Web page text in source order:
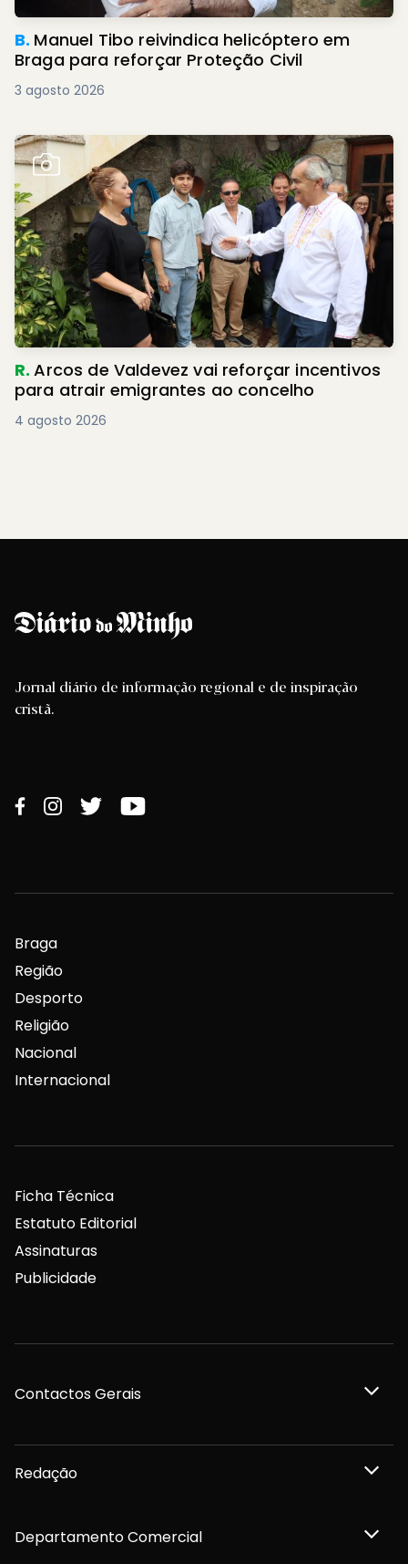
B. Manuel Tibo reivindica helicóptero em
Braga para reforçar Proteção Civil
3 agosto 2026
R.Arcos de Valdevez vai reforçar incentivos
para atrair emigrantes ao concelho
4 agosto 2026
Jornal diário de informação regional e de inspiração
cristã.
Braga
Região
Desporto
Religião
Nacional
Internacional
Ficha Técnica
Estatuto Editorial
Assinaturas
Publicidade
Contactos Gerais
Redação
Departamento Comercial